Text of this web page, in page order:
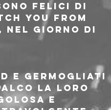
felici di
YOU FROM
nel giorno di
e germogliati
la loro
e